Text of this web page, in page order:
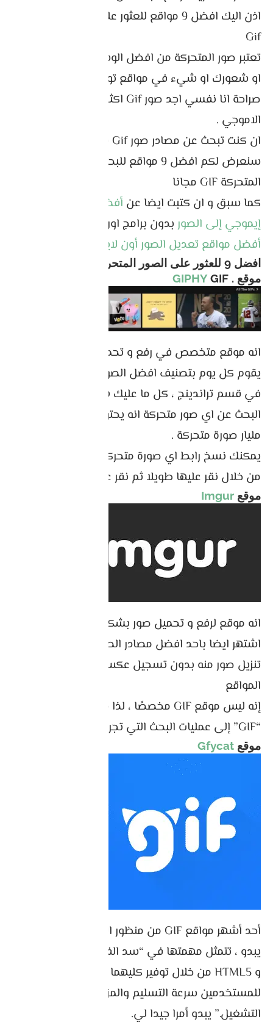
اذن اليك افضل 9 مواقع للعثور على الصور المتحركة
Gif
تعتبر صور المتحركة من افضل الوسائل لتعبير عن رايك
او شعورك او شيء في مواقع تواصل الاجتماعي ،
صراحة انا نفسي اجد صور Gif اكثر دقة في تعبير من
الاموجي .
سنعرض لكم افضل 9 مواقع للبحث عن الصور
المتحركة GIF مجانا
كما سبق و ان كتبت ايضا عن
إيموجي إلى الصور بدون برامج اون لاين و كذلك عن
أفضل مواقع تعديل الصور أون لاين
افضل 9 للعثور على الصور المتحركة GIF مجانا
موقع .
GIPHYGIF
يقوم كل يوم بتصنيف افضل الصور المتحركة لليوم
في قسم تراندينج ، كل ما عليك هو دخول للموقع ثم
البحث عن اي صور متحركة انه يحتوى على ازيد من
مليار صورة متحركة .
يمكنك نسخ رابط اي صورة متحركة و كذلك تحميلها
من خلال نقر عليها طويلا ثم نقر على خيار الحفظ
موقع Imgur
انه موقع لرفع و تحميل صور بشكل عام ، لكن الموقع
اشتهر ايضا باحد افضل مصادر الصور المتحركة ، يمكنك
تنزيل صور منه بدون تسجيل عكس العديد من
المواقع
إنه ليس موقع GIF مخصصًا ، لذا سيتعين عليك إضافة
“GIF” إلى عمليات البحث التي تجريها.
موقع Gfycat
أحد أشهر مواقع GIF من منظور الاستضافة. على ما
و HTML5 من خلال توفير كليهما ، مما يتيح
للمستخدمين سرعة التسليم والمزيد من خيارات
التشغيل.” يبدو أمرا جيدا لي.